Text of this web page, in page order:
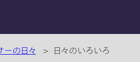
ーの日々 > 日々のいろいろ